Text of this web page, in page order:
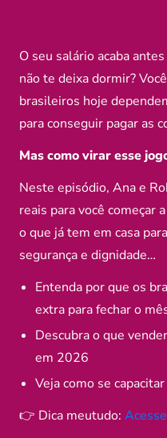
O seu salário acaba
não te deixa dormir?
brasileiros hoje
para conseguir pagar as
Mas como virar esse
Neste episódio, Ana e
reais para você começar
o que já tem em casa
segurança e dignidade…
Entenda por que os
extra para fechar o
Descubra o que
em 2026
Veja como se
👉 Dica meutudo: